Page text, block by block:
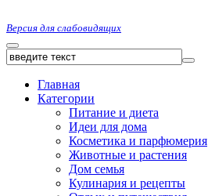
Версия для слабовидящих
Главная
Категории
Питание и диета
Идеи для дома
Косметика и парфюмерия
Животные и растения
Дом семья
Кулинария и рецепты